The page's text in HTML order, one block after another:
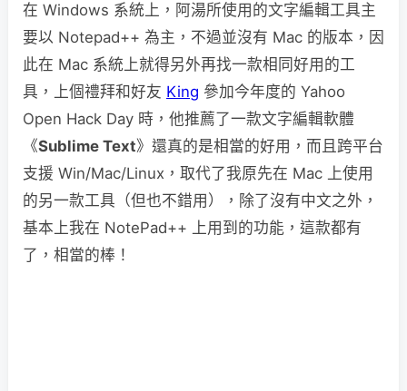
在 Windows 系統上，阿湯所使用的文字編輯工具主
要以 Notepad++ 為主，不過並沒有 Mac 的版本，因
此在 Mac 系統上就得另外再找一款相同好用的工
具，上個禮拜和好友 King 參加今年度的 Yahoo
Open Hack Day 時，他推薦了一款文字編輯軟體
《Sublime Text》還真的是相當的好用，而且跨平台
支援 Win/Mac/Linux，取代了我原先在 Mac 上使用
的另一款工具（但也不錯用），除了沒有中文之外，
基本上我在 NotePad++ 上用到的功能，這款都有
了，相當的棒！